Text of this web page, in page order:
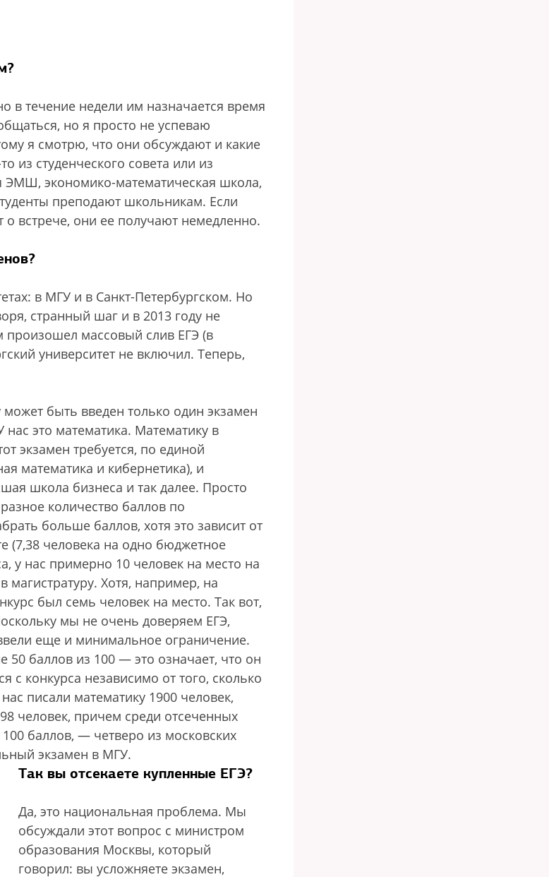
в течение недели им назначается время
но я просто не успеваю
я смотрю, что они обсуждают и какие
из студенческого совета или из
ЭМШ, экономико-математическая школа,
преподают школьникам. Если
встрече, они ее получают немедленно.
в МГУ и в Санкт-Петербургском. Но
странный шаг и в 2013 году не
массовый слив ЕГЭ (в
университет не включил. Теперь,
быть введен только один экзамен
это математика. Математику в
экзамен требуется, по единой
математика и кибернетика), и
школа бизнеса и так далее. Просто
количество баллов по
больше баллов, хотя это зависит от
(7,38 человека на одно бюджетное
у нас примерно 10 человек на место на
магистратуру. Хотя, например, на
был семь человек на место. Так вот,
мы не очень доверяем ЕГЭ,
еще и минимальное ограничение.
баллов из 100 — это означает, что он
конкурса независимо от того, сколько
писали математику 1900 человек,
человек, причем среди отсеченных
баллов, — четверо из московских
экзамен в МГУ.
Так вы отсекаете купленные ЕГЭ?
Да, это национальная проблема. Мы
обсуждали этот вопрос с министром
образования Москвы, который
говорил: вы усложняете экзамен,